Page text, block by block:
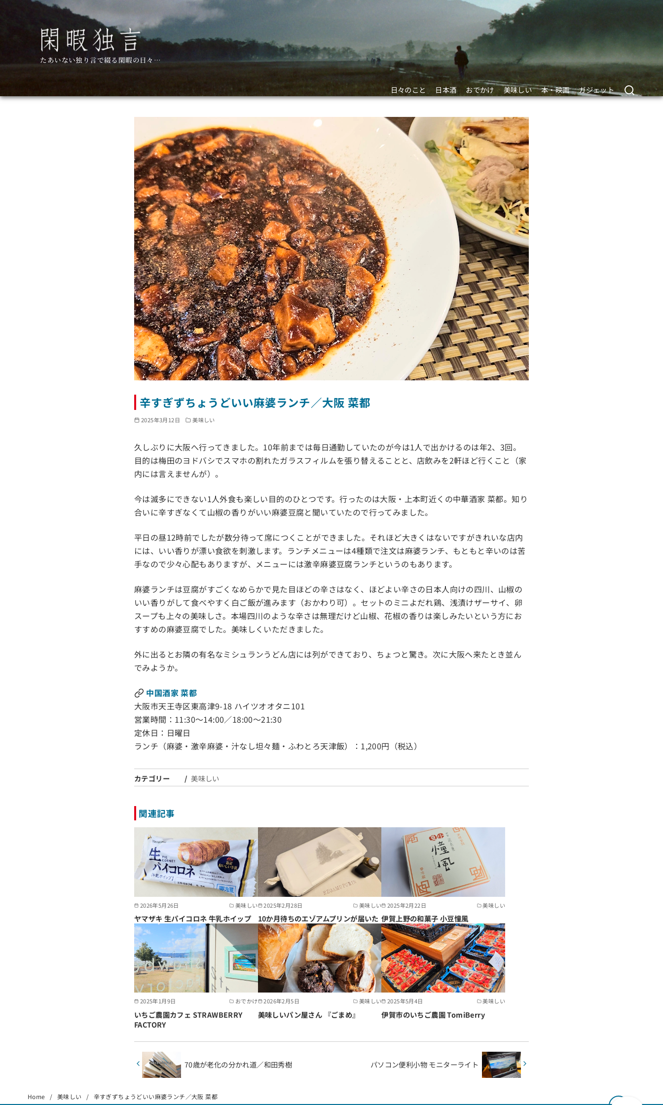
動
たあいない独り言で綴る閑暇の日々…
日々のこと 日本酒 おでかけ 美味しい 本・映画 ガジェット
辛すぎずちょうどいい麻婆ランチ／大阪 菜都
2025年3月12日 美味しい
久しぶりに大阪へ行ってきました。10年前までは毎日通勤していたのが今は1人で出かけるのは年2、3回。
目的は梅田のヨドバシでスマホの割れたガラスフィルムを張り替えることと、店飲みを2軒ほど行くこと（家
内には言えませんが）。
今は滅多にできない1人外食も楽しい目的のひとつです。行ったのは大阪・上本町近くの中華酒家 菜都。知り
合いに辛すぎなくて山椒の香りがいい麻婆豆腐と聞いていたので行ってみました。
平日の昼12時前でしたが数分待って席につくことができました。それほど大きくはないですがきれいな店内
には、いい香りが漂い食欲を刺激します。ランチメニューは4種類で注文は麻婆ランチ、もともと辛いのは苦
手なので少々心配もありますが、メニューには激辛麻婆豆腐ランチというのもあります。
麻婆ランチは豆腐がすごくなめらかで見た目ほどの辛さはなく、ほどよい辛さの日本人向けの四川、山椒の
いい香りがして食べやすく白ご飯が進みます（おかわり可）。セットのミニよだれ鶏、浅漬けザーサイ、卵
スープも上々の美味しさ。本場四川のような辛さは無理だけど山椒、花椒の香りは楽しみたいという方にお
すすめの麻婆豆腐でした。美味しくいただきました。
外に出るとお隣の有名なミシュランうどん店には列ができており、ちょつと驚き。次に大阪へ来たとき並ん
でみようか。
中国酒家 菜都
大阪市天王寺区東高津9-18 ハイツオオタニ101
営業時間：11:30～14:00／18:00～21:30
定休日：日曜日
ランチ（麻婆・激辛麻婆・汁なし坦々麺・ふわとろ天津飯）：1,200円（税込）
カテゴリー 美味しい
関連記事
2026年5月26日 美味しい
ヤマザキ 生パイコロネ 牛乳ホイップ
2025年2月28日 美味しい
10か月待ちのエゾアムプリンが届いた
2025年2月22日 美味しい
伊賀上野の和菓子 小豆憧風
2025年1月9日 おでかけ
いちご農園カフェ STRAWBERRY
FACTORY
2026年2月5日 美味しい
美味しいパン屋さん 『ごまめ』
2025年5月4日 美味しい
伊賀市のいちご農園 TomiBerry
70歳が老化の分かれ道／和田秀樹 パソコン便利小物 モニターライト
Home 美味しい 辛すぎずちょうどいい麻婆ランチ／大阪 菜都